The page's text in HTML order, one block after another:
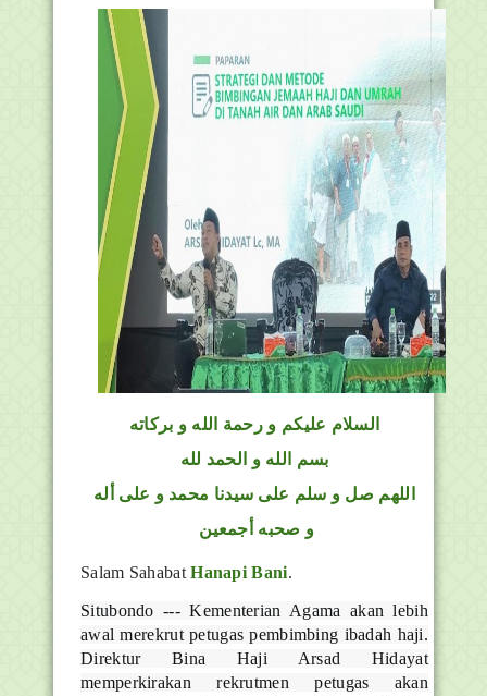
السلام عليكم و رحمة الله و بركاته
بسم الله و الحمد لله
اللهم صل و سلم على سيدنا محمد و على أله
و صحبه أجمعين
Salam SahabatHanapi Bani.
Situbondo --- Kementerian Agama akan lebih
awal merekrut petugas pembimbing ibadah haji.
Direktur Bina Haji Arsad Hidayat
memperkirakan rekrutmen petugas akan